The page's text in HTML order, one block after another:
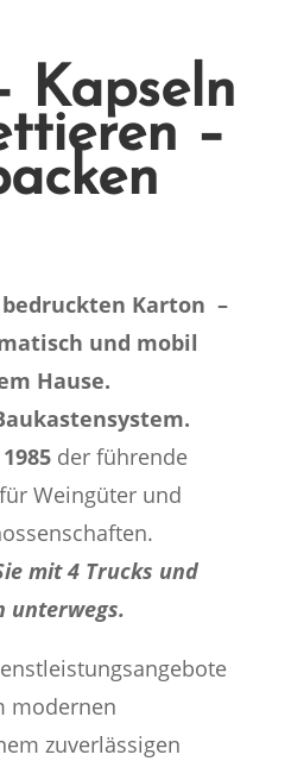
Kapseln
–
Karton –
und mobil
Hause.
der führende
Weingüter und
mit 4 Trucks und
unterwegs.
modernen
zuverlässigen